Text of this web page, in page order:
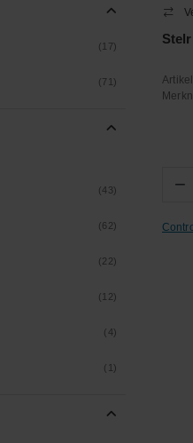
(17)
(71)
(43)
(62)
(22)
(12)
(4)
(1)
−